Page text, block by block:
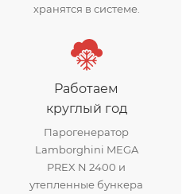
хранятся в системе.
Работаем
круглый год
Парогенератор
Lamborghini MEGA
PREX N 2400 и
утепленные бункера